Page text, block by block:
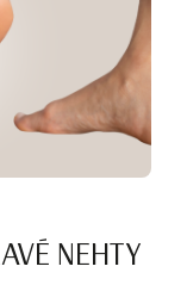
NEHTY